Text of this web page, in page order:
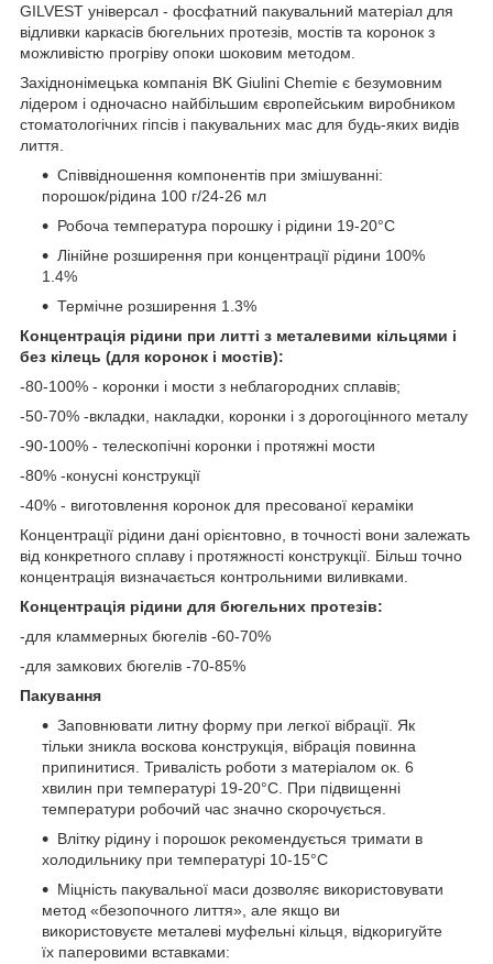
GILVEST універсал - фосфатний пакувальний матеріал для
відливки каркасів бюгельних протезів, мостів та коронок з
можливістю прогріву опоки шоковим методом.
Західнонімецька компанія BK Giulini Chemie є безумовним
лідером і одночасно найбільшим європейським виробником
стоматологічних гіпсів і пакувальних мас для будь-яких видів
лиття.
Співвідношення компонентів при змішуванні:
порошок/рідина 100 г/24-26 мл
Робоча температура порошку і рідини 19-20°С
Лінійне розширення при концентрації рідини 100%
1.4%
Термічне розширення 1.3%
Концентрація рідини при литті з металевими кільцями і
без кілець (для коронок і мостів):
-80-100% - коронки і мости з неблагородних сплавів;
-50-70% -вкладки, накладки, коронки і з дорогоцінного металу
-90-100% - телескопічні коронки і протяжні мости
-80% -конусні конструкції
-40% - виготовлення коронок для пресованої кераміки
Концентрації рідини дані орієнтовно, в точності вони залежать
від конкретного сплаву і протяжності конструкції. Більш точно
концентрація визначається контрольними виливками.
Концентрація рідини для бюгельних протезів:
-для кламмерных бюгелів -60-70%
-для замкових бюгелів -70-85%
Пакування
Заповнювати литну форму при легкої вібрації. Як
тільки зникла воскова конструкція, вібрація повинна
припинитися. Тривалість роботи з матеріалом ок. 6
хвилин при температурі 19-20°С. При підвищенні
температури робочий час значно скорочується.
Влітку рідину і порошок рекомендується тримати в
холодильнику при температурі 10-15°С
Міцність пакувальної маси дозволяє використовувати
метод «безопочного лиття», але якщо ви
використовуєте металеві муфельні кільця, відкоригуйте
їх паперовими вставками: